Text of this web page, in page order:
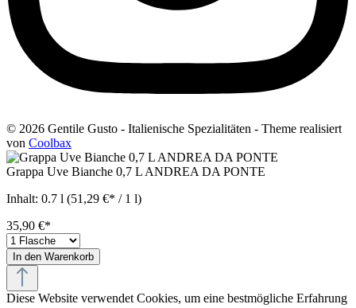
© 2026 Gentile Gusto - Italienische Spezialitäten - Theme realisiert
von Coolbax
Grappa Uve Bianche 0,7 L ANDREA DA PONTE
Inhalt: 0.7 l (51,29 €* / 1 l)
35,90 €*
In den Warenkorb
Diese Website verwendet Cookies, um eine bestmögliche Erfahrung